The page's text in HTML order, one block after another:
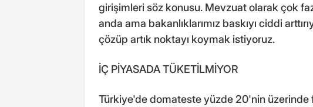
girişimleri söz konusu. Mevzuat olarak çok
anda ama bakanlıklarımız baskıyı ciddi
çözüp artık noktayı koymak istiyoruz.
İÇ PİYASADA TÜKETİLMİYOR
Türkiye'de domateste yüzde 20'nin